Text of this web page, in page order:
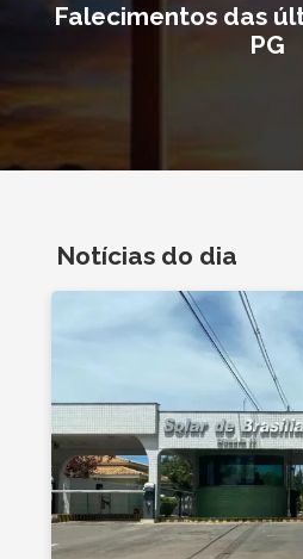
Falecimentos das
PG
Notícias do dia